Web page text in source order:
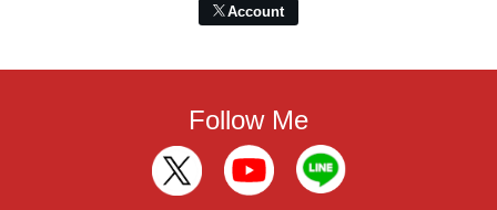
Account
Follow Me